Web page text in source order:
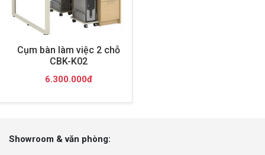
Cụm bàn làm việc 2 chỗ
CBK-K02
6.300.000đ
Showroom & văn phòng: